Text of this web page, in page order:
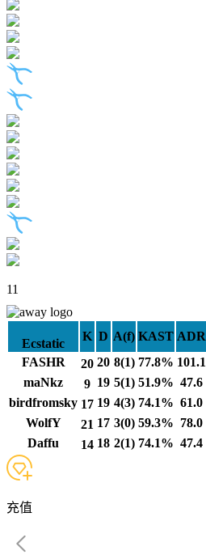
11
Ecstatic
K D A(f) KAST ADR
FASHR
20 20 8(1) 77.8% 101.1
maNkz
9 19 5(1) 51.9% 47.6
birdfromsky 17 19 4(3) 74.1% 61.0
WolfY
21 17 3(0) 59.3% 78.0
Daffu
14 18 2(1) 74.1% 47.4
充值